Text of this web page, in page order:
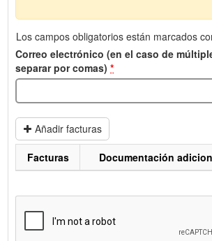
Los campos obligatorios están marcados
Correo electrónico (en el caso de
separar por comas) *
Añadir facturas
enviar.
Facturas Documentación